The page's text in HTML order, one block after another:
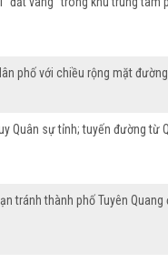
phố với chiều rộng mặt
Quân sự tỉnh; tuyến đường
thành phố Tuyên